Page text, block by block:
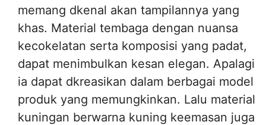
memang dkenal akan tampilannya yang
khas. Material tembaga dengan nuansa
kecokelatan serta komposisi yang padat,
dapat menimbulkan kesan elegan. Apalagi
ia dapat dkreasikan dalam berbagai model
produk yang memungkinkan. Lalu material
kuningan berwarna kuning keemasan juga